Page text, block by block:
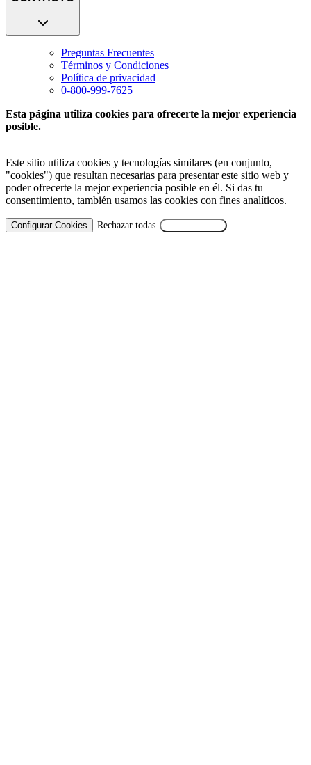
Preguntas Frecuentes
Términos y Condiciones
Política de privacidad
0-800-999-7625
Esta página utiliza cookies para ofrecerte la mejor experiencia
posible.
Este sitio utiliza cookies y tecnologías similares (en conjunto,
"cookies") que resultan necesarias para presentar este sitio web y
poder ofrecerte la mejor experiencia posible en él. Si das tu
consentimiento, también usamos las cookies con fines analíticos.
Configurar Cookies Rechazar todas